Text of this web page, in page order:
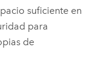
suficiente en
para
de